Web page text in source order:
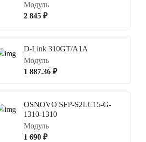
Модуль
2 845 ₽
D-Link 310GT/A1A
Модуль
1 887.36 ₽
OSNOVO SFP-S2LC15-G-
1310-1310
Модуль
1 690 ₽